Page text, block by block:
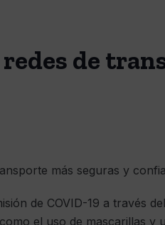
de
más seguras y
de COVID-19 a través
el uso de mascarillas y